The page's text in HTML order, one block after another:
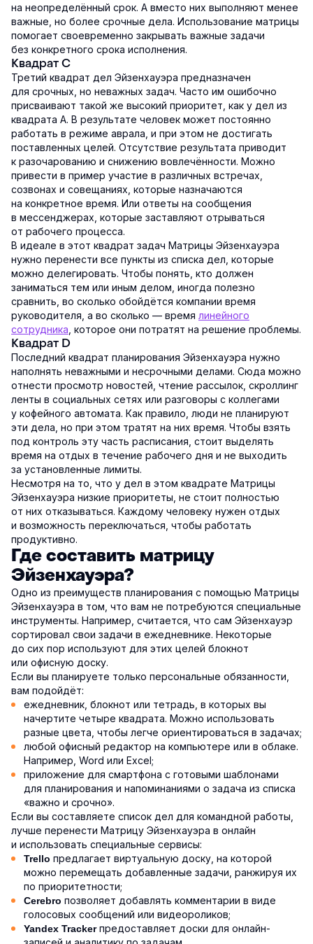
на неопределённый срок. А вместо них выполняют менее
важные, но более срочные дела. Использование матрицы
помогает своевременно закрывать важные задачи
без конкретного срока исполнения.
Квадрат С
Третий квадрат дел Эйзенхауэра предназначен
для срочных, но неважных задач. Часто им ошибочно
присваивают такой же высокий приоритет, как у дел из
квадрата А. В результате человек может постоянно
работать в режиме аврала, и при этом не достигать
поставленных целей. Отсутствие результата приводит
к разочарованию и снижению вовлечённости. Можно
привести в пример участие в различных встречах,
созвонах и совещаниях, которые назначаются
на конкретное время. Или ответы на сообщения
в мессенджерах, которые заставляют отрываться
от рабочего процесса.
В идеале в этот квадрат задач Матрицы Эйзенхауэра
нужно перенести все пункты из списка дел, которые
можно делегировать. Чтобы понять, кто должен
заниматься тем или иным делом, иногда полезно
сравнить, во сколько обойдётся компании время
руководителя, а во сколько — время линейного
сотрудника , которое они потратят на решение проблемы.
Квадрат D
Последний квадрат планирования Эйзенхауэра нужно
наполнять неважными и несрочными делами. Сюда можно
отнести просмотр новостей, чтение рассылок, скроллинг
ленты в социальных сетях или разговоры с коллегами
у кофейного автомата. Как правило, люди не планируют
эти дела, но при этом тратят на них время. Чтобы взять
под контроль эту часть расписания, стоит выделять
время на отдых в течение рабочего дня и не выходить
за установленные лимиты.
Несмотря на то, что у дел в этом квадрате Матрицы
Эйзенхауэра низкие приоритеты, не стоит полностью
от них отказываться. Каждому человеку нужен отдых
и возможность переключаться, чтобы работать
продуктивно.
Где составить матрицу
Эйзенхауэра?
Одно из преимуществ планирования с помощью Матрицы
Эйзенхауэра в том, что вам не потребуются специальные
инструменты. Например, считается, что сам Эйзенхауэр
сортировал свои задачи в ежедневнике. Некоторые
до сих пор используют для этих целей блокнот
или офисную доску.
Если вы планируете только персональные обязанности,
вам подойдёт:
ежедневник, блокнот или тетрадь, в которых вы
начертите четыре квадрата. Можно использовать
разные цвета, чтобы легче ориентироваться в задачах;
любой офисный редактор на компьютере или в облаке.
Например, Word или Excel;
приложение для смартфона с готовыми шаблонами
для планирования и напоминаниями о задача из списка
«важно и срочно».
Если вы составляете список дел для командной работы,
лучше перенести Матрицу Эйзенхауэра в онлайн
и использовать специальные сервисы:
Trello предлагает виртуальную доску, на которой
можно перемещать добавленные задачи, ранжируя их
по приоритетности;
Cerebro позволяет добавлять комментарии в виде
голосовых сообщений или видеороликов;
Yandex Trackerпредоставляет доски для онлайн-